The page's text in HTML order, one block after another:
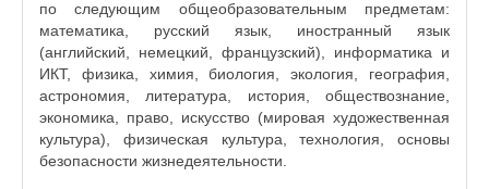
по следующим общеобразовательным предметам:
математика, русский язык, иностранный язык
(английский, немецкий, французский), информатика и
ИКТ, физика, химия, биология, экология, география,
астрономия, литература, история, обществознание,
экономика, право, искусство (мировая художественная
культура), физическая культура, технология, основы
безопасности жизнедеятельности.